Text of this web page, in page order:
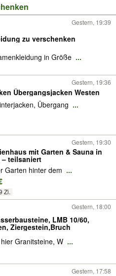
Gestern, 19:39
zu verschenken
in Größe ...
Gestern, 19:36
Übergangsjacken Westen
Übergang ...
Gestern, 19:30
mit Garten & Sauna in
– teilsaniert
Garten hinter dem ...
Zi.
Gestern, 18:00
LMB 10/60,
Ziergestein,Bruch
Granitsteine, W ...
Gestern, 17:58